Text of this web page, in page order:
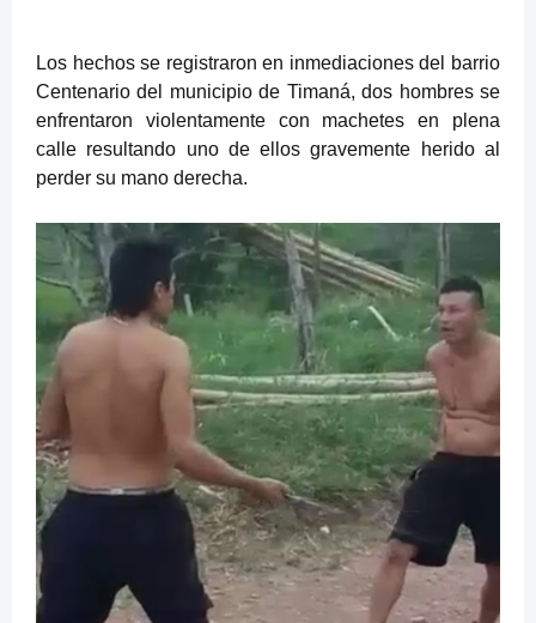
Los hechos se registraron en inmediaciones del barrio
Centenario del municipio de Timaná, dos hombres se
enfrentaron violentamente con machetes en plena
calle resultando uno de ellos gravemente herido al
perder su mano derecha.